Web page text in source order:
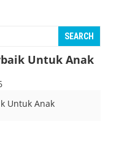
Untuk Anak